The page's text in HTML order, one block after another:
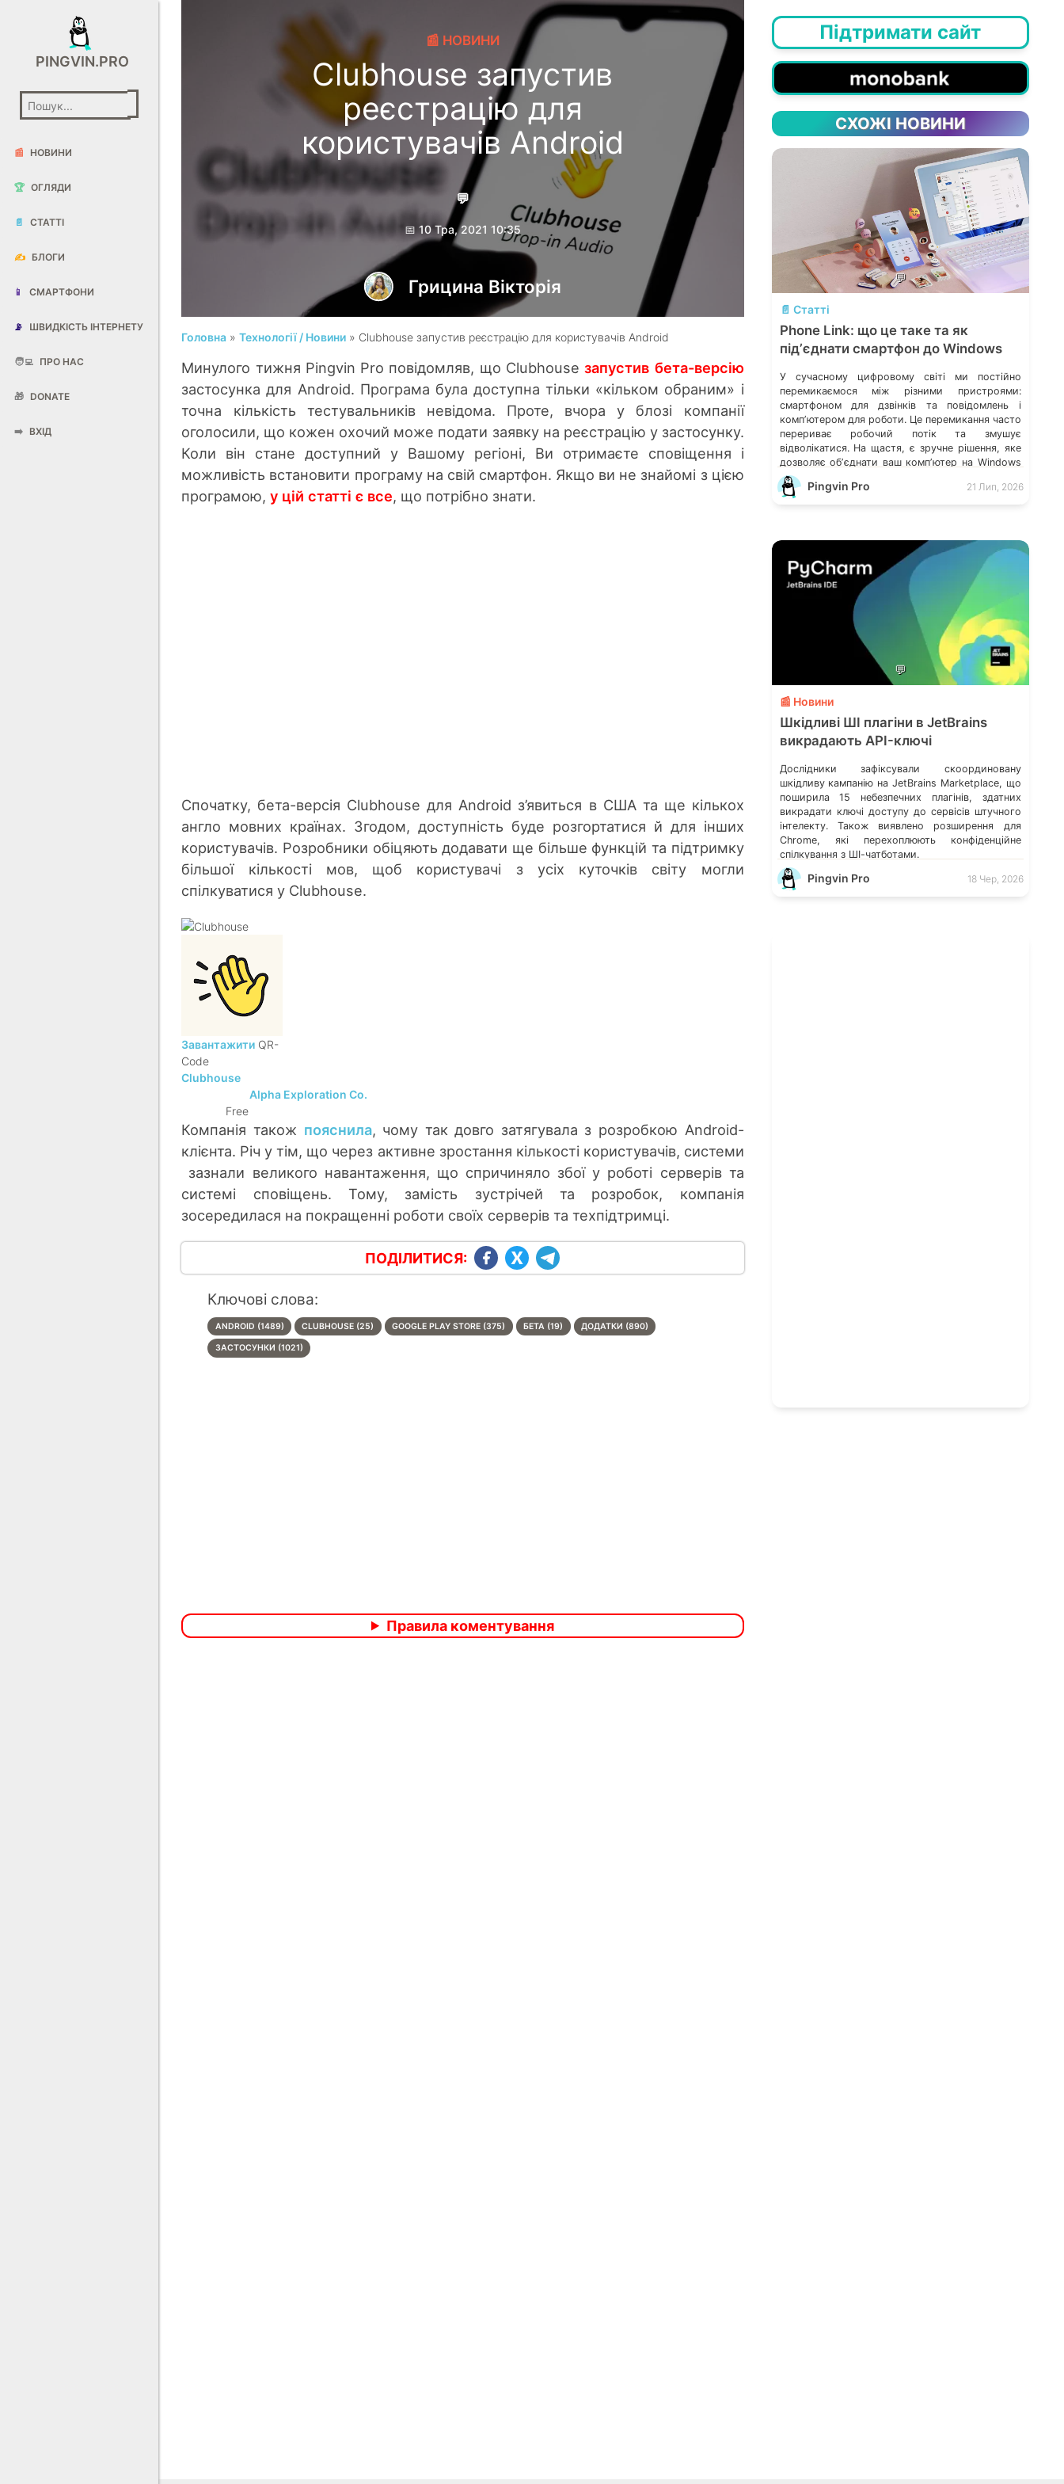
PINGVIN.PRO
📰 НОВИНИ
🏆 ОГЛЯДИ
📄 СТАТТІ
✍️ БЛОГИ
📱 СМАРТФОНИ
📡 ШВИДКІСТЬ ІНТЕРНЕТУ
🧑‍💻 ПРО НАС
🎁 DONATE
➡️ ВХІД
📰 НОВИНИ
Clubhouse запустив
реєстрацію для
користувачів Android
💬
📅 10 Тра, 2021 10:35
Грицина Вікторія
Головна »Технології / Новини » Clubhouse запустив реєстрацію для користувачів Android
Минулого тижня Pingvin Pro повідомляв, що Clubhouseзапустив бета-версію
застосунка для Android. Програма була доступна тільки «кільком обраним» і
точна кількість тестувальників невідома. Проте, вчора у блозі компанії
оголосили, що кожен охочий може подати заявку на реєстрацію у застосунку.
Коли він стане доступний у Вашому регіоні, Ви отримаєте сповіщення і
можливість встановити програму на свій смартфон. Якщо ви не знайомі з цією
програмою,у цій статті є все, що потрібно знати.
Спочатку, бета-версія Clubhouse для Android з’явиться в США та ще кількох
англо мовних країнах. Згодом, доступність буде розгортатися й для інших
користувачів. Розробники обіцяють додавати ще більше функцій та підтримку
більшої кількості мов, щоб користувачі з усіх куточків світу могли
спілкуватися у Clubhouse.
Завантажити QR-
Code
Clubhouse
Alpha Exploration Co.
Free
Компанія також пояснила, чому так довго затягувала з розробкою Android-
клієнта. Річ у тім, що через активне зростання кількості користувачів, системи
зазнали великого навантаження, що спричиняло збої у роботі серверів та
системі сповіщень. Тому, замість зустрічей та розробок, компанія
зосередилася на покращенні роботи своїх серверів та техпідтримці.
ПОДІЛИТИСЯ:
Ключові слова:
ANDROID (1489) CLUBHOUSE (25) GOOGLE PLAY STORE (375) БЕТА (19) ДОДАТКИ (890)
ЗАСТОСУНКИ (1021)
Правила коментування
Підтримати сайт
СХОЖІ НОВИНИ
💬
📄 Статті
Phone Link: що це таке та як
підʼєднати смартфон до Windows
У сучасному цифровому світі ми постійно
перемикаємося між різними пристроями:
смартфоном для дзвінків та повідомлень і
компʼютером для роботи. Це перемикання часто
перериває робочий потік та змушує
відволікатися. На щастя, є зручне рішення, яке
дозволяє обʼєднати ваш компʼютер на Windows
із мобільним пристроєм, чи то Android, чи iOS.
Йдеться про застосунок Звʼязок зі смартфоном
Pingvin Pro 21 Лип, 2026
💬
📰 Новини
Шкідливі ШІ плагіни в JetBrains
викрадають API-ключі
Дослідники зафіксували скоординовану
шкідливу кампанію на JetBrains Marketplace, що
поширила 15 небезпечних плагінів, здатних
викрадати ключі доступу до сервісів штучного
інтелекту. Також виявлено розширення для
Chrome, які перехоплюють конфіденційне
спілкування з ШІ-чатботами.
Pingvin Pro 18 Чер, 2026